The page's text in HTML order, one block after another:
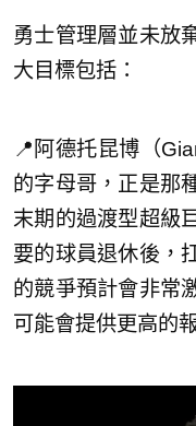
勇士管理層並未放
大目標包括：
📍阿德托昆博（
的字母哥，正是那
末期的過渡型超級
要的球員退休後，
的競爭預計會非常
可能會提供更高的